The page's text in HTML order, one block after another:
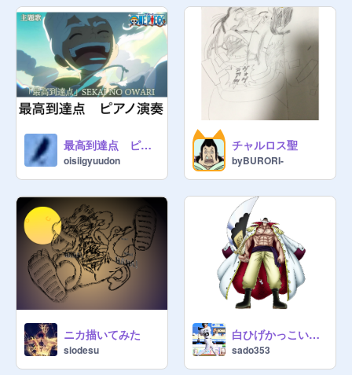
最高到達点 ピアノ演奏
oisiigyuudon
チャルロス聖
byBURORI-
ニカ描いてみた
siodesu
白ひげかっこいい(¯―¯٥)
sado353